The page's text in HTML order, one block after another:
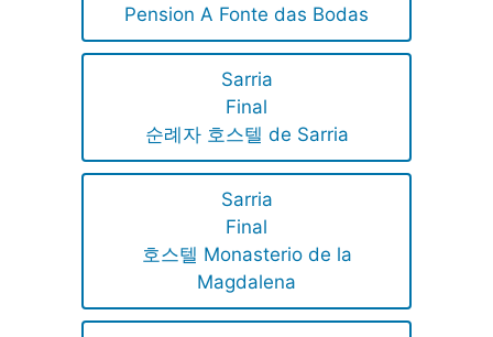
Pension A Fonte das Bodas
Sarria
Final
순례자 호스텔 de Sarria
Sarria
Final
호스텔 Monasterio de la
Magdalena